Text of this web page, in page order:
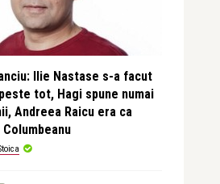
Ilie Nastase s-a facut
tot, Hagi spune numai
Andreea Raicu era ca
Columbeanu